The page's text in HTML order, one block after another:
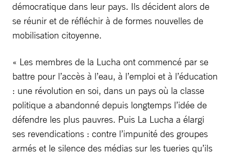
démocratique dans leur pays. Ils décident alors de
se réunir et de réfléchir à de formes nouvelles de
mobilisation citoyenne.
« Les membres de la Lucha ont commencé par se
battre pour l’accès à l’eau, à l’emploi et à l’éducation
: une révolution en soi, dans un pays où la classe
politique a abandonné depuis longtemps l’idée de
défendre les plus pauvres. Puis La Lucha a élargi
ses revendications : contre l’impunité des groupes
armés et le silence des médias sur les tueries qu’ils